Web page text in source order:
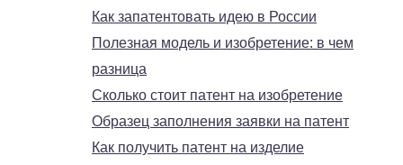
Как запатентовать идею в России
Полезная модель и изобретение: в чем
разница
Сколько стоит патент на изобретение
Образец заполнения заявки на патент
Как получить патент на изделие